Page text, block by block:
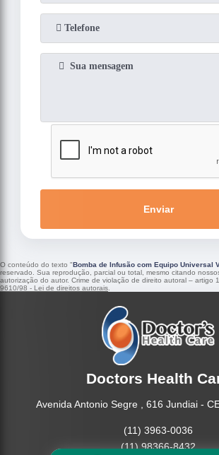
Enviar
O conteúdo do texto "Bomba de Infusão com Equipo Universal
reservado. Sua reprodução, parcial ou total, mesmo citando
autorização do autor. Crime de violação de direito autoral – artigo
9610/98 - Lei de direitos autorais
Doctors Health
Avenida Antonio Segre , 616 Jundiai -
(11) 3963-0036
(11) 98366-8432